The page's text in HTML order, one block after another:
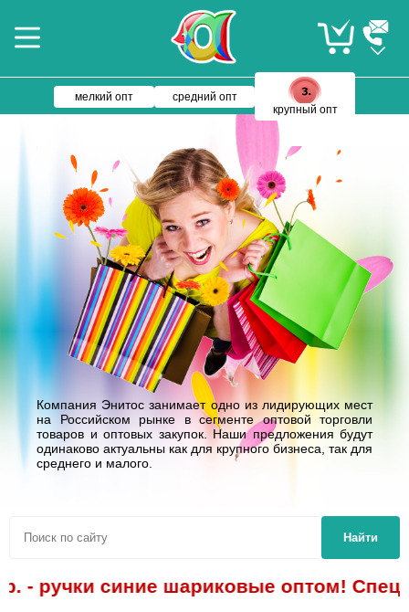
мелкий опт
средний опт
крупный опт
Компания Энитос занимает одно из лидирующих мест
на Российском рынке в сегменте оптовой торговли
товаров и оптовых закупок. Наши предложения будут
одинаково актуальны как для крупного бизнеса, так для
среднего и малого.
Найти
- ручки синие шариковые оптом!